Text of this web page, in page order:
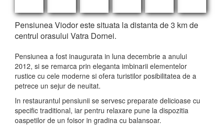
Pensiunea Viodor este situata la distanta de 3 km de
centrul orasului Vatra Dornei.
Pensiunea a fost inaugurata in luna decembrie a anului
2012, si se remarca prin eleganta imbinarii elementelor
rustice cu cele moderne si ofera turistilor posibilitatea de a
petrece un sejur de neuitat.
In restaurantul pensiunii se servesc preparate delicioase cu
specific traditional, iar pentru relaxare pune la dispozitia
oaspetilor de un foisor in gradina cu balansoar.